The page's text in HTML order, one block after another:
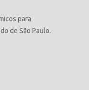
para
de São Paulo.